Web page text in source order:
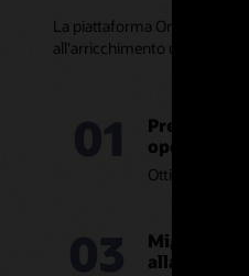
La piattaforma Oracle
all'arricchimento dei dati fino
Prendi
operations
Ottieni insight
Migliora il
alla